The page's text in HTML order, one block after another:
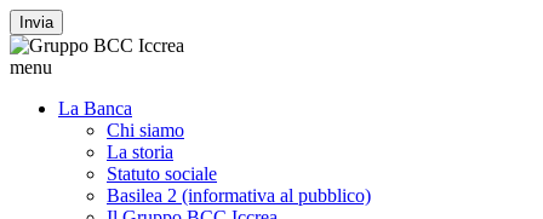
Invia
menu
La Banca
Chi siamo
La storia
Statuto sociale
Basilea 2 (informativa al pubblico)